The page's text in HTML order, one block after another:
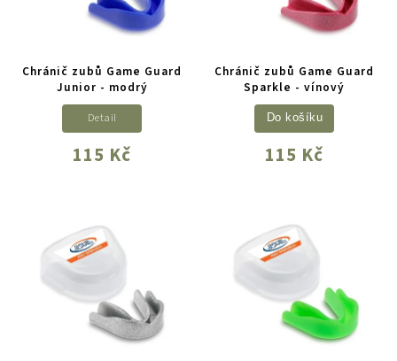
Chránič zubů Game Guard
Junior - modrý
115 Kč
Detail
Chránič zubů Game Guard
Sparkle - vínový
115 Kč
Do košíku